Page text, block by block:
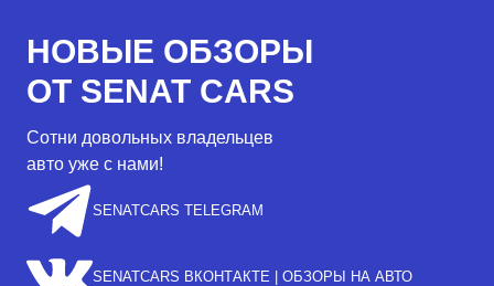
НОВЫЕ ОБЗОРЫ
ОТ SENAT CARS
Сотни довольных владельцев
авто уже с нами!
SENATCARS TELEGRAM
SENATCARS ВКОНТАКТЕ | ОБЗОРЫ НА АВТО